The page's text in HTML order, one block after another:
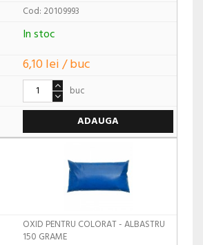
Cod: 20109993
In stoc
6,10 lei / buc
buc
ADAUGA
OXID PENTRU COLORAT - ALBASTRU
150 GRAME